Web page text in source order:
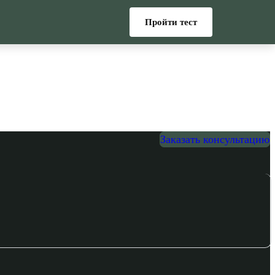
Заказать консультацию
Пройти тест